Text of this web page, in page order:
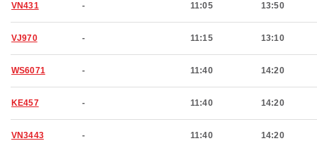
VN431 - 11:05 13:50
VJ970 - 11:15 13:10
WS6071 - 11:40 14:20
KE457 - 11:40 14:20
VN3443 - 11:40 14:20